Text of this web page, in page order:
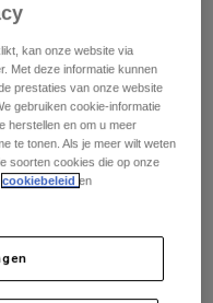
kan onze website via
Met deze informatie kunnen
prestaties van onze website
gebruiken cookie-informatie
herstellen en om u meer
te tonen. Als je meer wilt weten
soorten cookies die op onze
cookiebeleid en